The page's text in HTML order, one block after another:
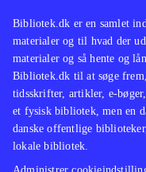
Bibliotek.dk er en samlet
materialer og til hvad der
materialer og så hente og
Bibliotek.dk til at søge
tidsskrifter, artikler, e-
et fysisk bibliotek, men en
danske offentlige
lokale bibliotek.